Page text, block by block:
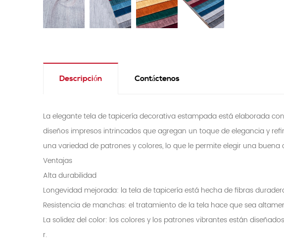
Descripción Contáctenos
La elegante tela de tapicería decorativa estampada está elaborada
diseños impresos intrincados que agregan un toque de elegancia y
una variedad de patrones y colores, lo que le permite elegir una
Ventajas
Alta durabilidad
Longevidad mejorada: la tela de tapicería está hecha de fibras
Resistencia de manchas: el tratamiento de la tela hace que sea
La solidez del color: los colores y los patrones vibrantes están
r.